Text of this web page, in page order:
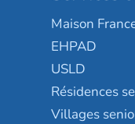
Maison
EHPAD
USLD
Résidences
Villages